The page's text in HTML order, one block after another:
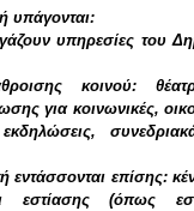
υπάγονται:
υπηρεσίες του
κοινού:
για κοινωνικές,
εντάσσονται επίσης:
(όπως